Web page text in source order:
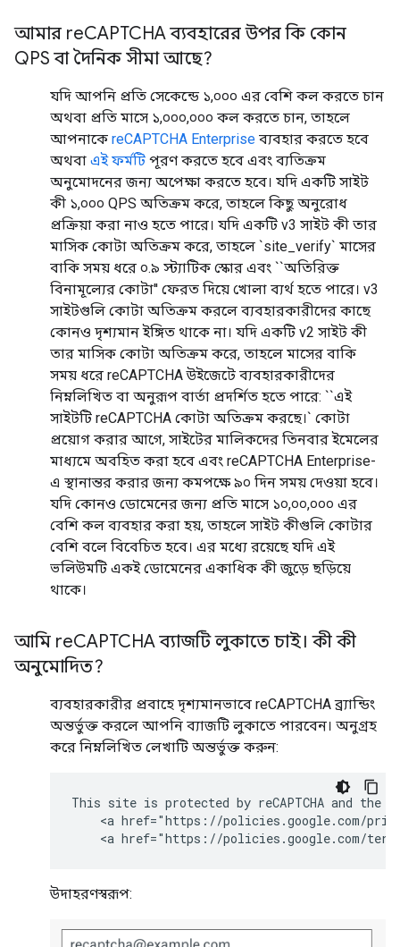
আমার reCAPTCHA ব্যবহারের উপর কি কোন
QPS বা দৈনিক সীমা আছে?
যদি আপনি প্রতি সেকেন্ডে ১,০০০ এর বেশি কল করতে চান
অথবা প্রতি মাসে ১,০০০,০০০ কল করতে চান, তাহলে
আপনাকে reCAPTCHA Enterprise ব্যবহার করতে হবে
অথবা এই ফর্মটি পূরণ করতে হবে এবং ব্যতিক্রম
অনুমোদনের জন্য অপেক্ষা করতে হবে। যদি একটি সাইট
কী ১,০০০ QPS অতিক্রম করে, তাহলে কিছু অনুরোধ
প্রক্রিয়া করা নাও হতে পারে। যদি একটি v3 সাইট কী তার
মাসিক কোটা অতিক্রম করে, তাহলে `site_verify` মাসের
বাকি সময় ধরে ০.৯ স্ট্যাটিক স্কোর এবং ``অতিরিক্ত
বিনামূল্যের কোটা'' ফেরত দিয়ে খোলা ব্যর্থ হতে পারে। v3
সাইটগুলি কোটা অতিক্রম করলে ব্যবহারকারীদের কাছে
কোনও দৃশ্যমান ইঙ্গিত থাকে না। যদি একটি v2 সাইট কী
তার মাসিক কোটা অতিক্রম করে, তাহলে মাসের বাকি
সময় ধরে reCAPTCHA উইজেটে ব্যবহারকারীদের
নিম্নলিখিত বা অনুরূপ বার্তা প্রদর্শিত হতে পারে: ``এই
সাইটটি reCAPTCHA কোটা অতিক্রম করছে।` কোটা
প্রয়োগ করার আগে, সাইটের মালিকদের তিনবার ইমেলের
মাধ্যমে অবহিত করা হবে এবং reCAPTCHA Enterprise-
এ স্থানান্তর করার জন্য কমপক্ষে ৯০ দিন সময় দেওয়া হবে।
যদি কোনও ডোমেনের জন্য প্রতি মাসে ১০,০০,০০০ এর
বেশি কল ব্যবহার করা হয়, তাহলে সাইট কীগুলি কোটার
বেশি বলে বিবেচিত হবে। এর মধ্যে রয়েছে যদি এই
ভলিউমটি একই ডোমেনের একাধিক কী জুড়ে ছড়িয়ে
থাকে।
আমি reCAPTCHA ব্যাজটি লুকাতে চাই। কী কী
অনুমোদিত?
ব্যবহারকারীর প্রবাহে দৃশ্যমানভাবে reCAPTCHA ব্র্যান্ডিং
অন্তর্ভুক্ত করলে আপনি ব্যাজটি লুকাতে পারবেন। অনুগ্রহ
করে নিম্নলিখিত লেখাটি অন্তর্ভুক্ত করুন:
This site is protected by reCAPTCHA and the
<a href="https://policies.google.com/
<a href="https://policies.google.com/
উদাহরণস্বরূপ: